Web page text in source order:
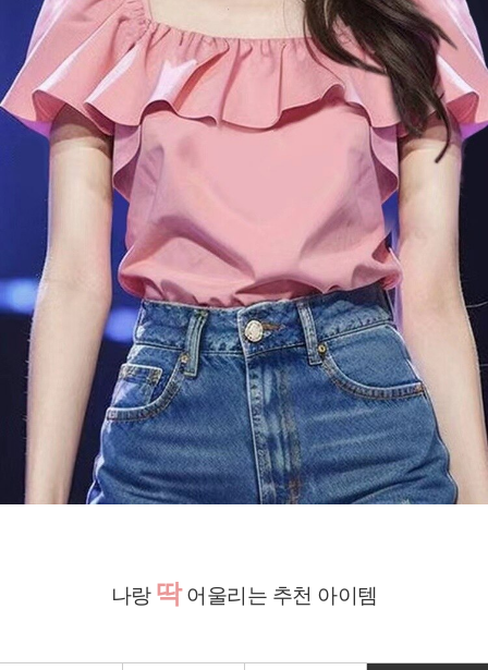
나랑 딱어울리는 추천 아이템